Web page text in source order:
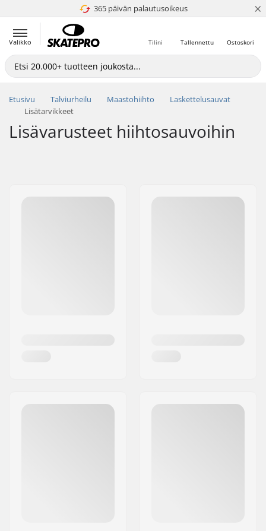
365 päivän palautusoikeus
4.8 / 5 ×
Valikko Ostoskori
Tallennettu
Tilini
Etusivu Talviurheilu Maastohiihto
Laskettelusauvat
Lisätarvikkeet
Lisävarusteet hiihtosauvoihin